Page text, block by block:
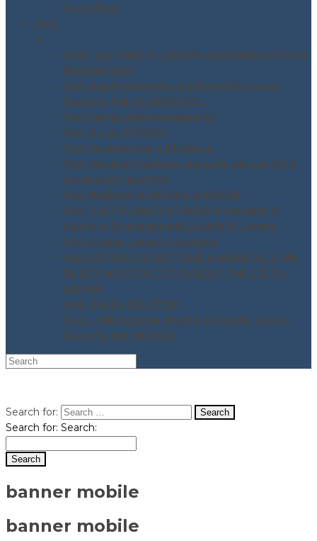
Fonti Blog
FAQ
▼
FAQ – DATORE DI LAVORO ACCORDO STATO
REGIONI 2025
FAQ Aggiornamento Antincendio nuovo
Decreto DM 01-02/09/2021
FAQ campi elettromagnetici
FAQ D.Lgs 231/2001
FAQ Formazione a Distanza
FAQ Movimentazione manuale dei carichi e
movimenti ripetitivi
FAQ Radiazioni Ottiche Artificiali
FAQ TESTO UNICO 81/2028 in materia di
Salute e Sicurezza nei Luoghi di Lavoro
FAQ Stress Lavoro Correlato
FAQ SISTEMI DI GESTIONE AMBIENTALE UNI
EN ISO 14001 TUTTO QUELLO CHE C’È DA
SAPERE
FAQ UNI EN ISO 37001
FAQ – Valutazione Rischio incendio nuovo
Decreto DM 03/06/21
Search for:
Search for: Search:
banner mobile
banner mobile